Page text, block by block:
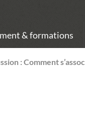
& formations
: Comment